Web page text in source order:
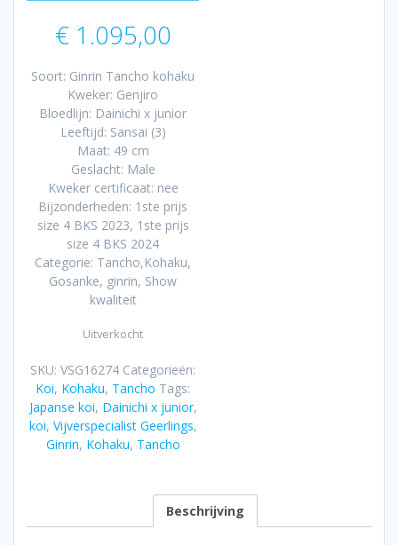
€1.095,00
Soort: Ginrin Tancho kohaku
Kweker: Genjiro
Bloedlijn: Dainichi x junior
Leeftijd: Sansai (3)
Maat: 49 cm
Geslacht: Male
Kweker certificaat: nee
Bijzonderheden: 1ste prijs
size 4 BKS 2023, 1ste prijs
size 4 BKS 2024
Categorie: Tancho,Kohaku,
Gosanke, ginrin, Show
kwaliteit
Uitverkocht
SKU: VSG16274 Categorieën:
Koi, Kohaku, Tancho Tags:
Japanse koi, Dainichi x junior,
koi, Vijverspecialist Geerlings,
Ginrin, Kohaku, Tancho
Beschrijving